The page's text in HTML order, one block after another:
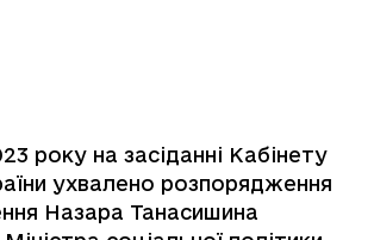
року на засіданні Кабінету
ухвалено розпорядження
Назара Танасишина